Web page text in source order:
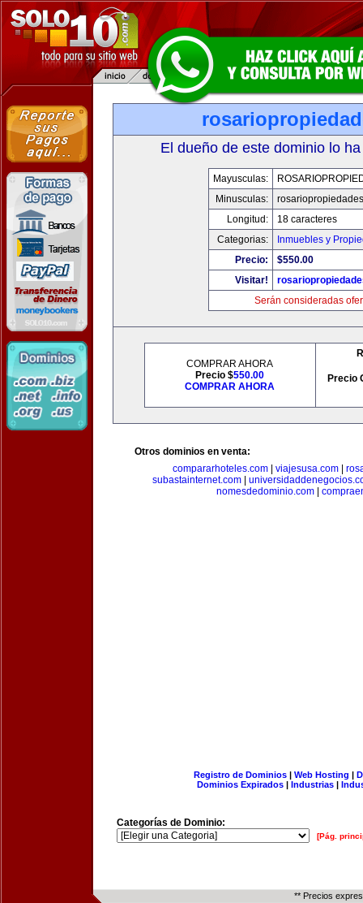
El dueño de este dominio lo
Mayusculas:
Minusculas:
Longitud:
18 caracteres
Categorias:
Inmuebles y
Precio:
$550.00
Visitar!
Serán consideradas
COMPRAR AHORA
Precio $550.00
COMPRAR AHORA
Precio
Otros dominios en venta:
compararhoteles.com| viajesusa.com|
subastainternet.com|
nomesdedominio.com|
Registro de Dominios| Web Hosting |
Dominios Expirados | Industrias |
Categorías de Dominio:
[Pág.
** Precios